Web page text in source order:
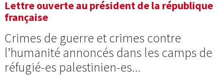
Lettre ouverte au président de la république
française
Crimes de guerre et crimes contre
l’humanité annoncés dans les camps de
réfugié-es palestinien-es...